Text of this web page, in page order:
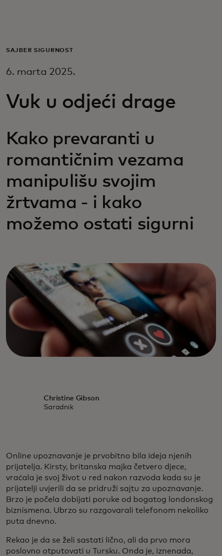
Za biznis
Za inovatore
Novosti i trendovi
SAJBER SIGURNOST
6. marta 2025.
Vuk u odjeći drage
Kako prevaranti u
romantičnim vezama
manipulišu svojim
žrtvama - i kako
možemo ostati sigurni
Christine Gibson
Saradnik
Online upoznavanje je prvobitno bila ideja njenih
prijatelja. Kirsty, britanska majka četvero djece,
vraćala je svoj život u red nakon razvoda kada su je
prijatelji uvjerili da se pridruži sajtu za upoznavanje.
Brzo je počela dobijati poruke od bogatog londonskog
biznismena. Ubrzo su razgovarali telefonom nekoliko
puta dnevno.
Rekao je da se želi sastati lično, ali da prvo mora
poslovno otputovati u Tursku. Onda je, iznenada,